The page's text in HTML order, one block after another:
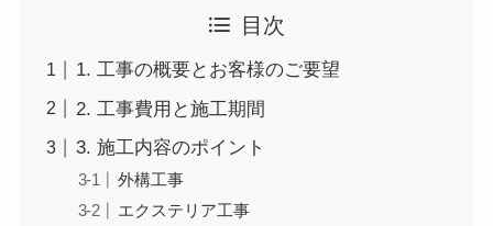
目次
1. 工事の概要とお客様のご要望
2. 工事費用と施工期間
3. 施工内容のポイント
外構工事
エクステリア工事